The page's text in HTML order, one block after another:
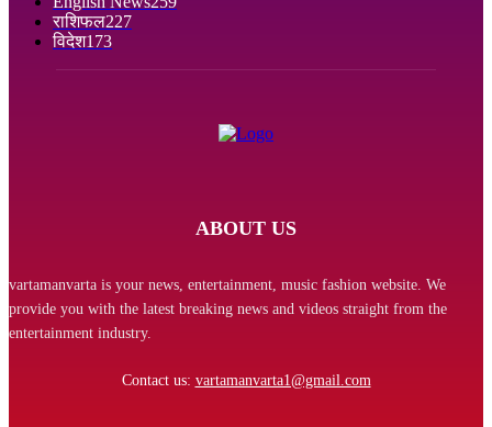
राशिफल227
विदेश173
ABOUT US
vartamanvarta is your news, entertainment, music fashion website. We
provide you with the latest breaking news and videos straight from the
entertainment industry.
Contact us: vartamanvarta1@gmail.com